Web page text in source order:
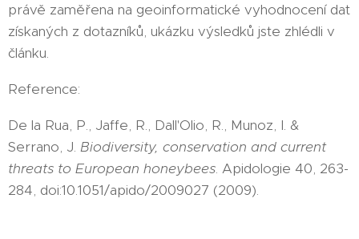
právě zaměřena na geoinformatické vyhodnocení dat
získaných z dotazníků, ukázku výsledků jste zhlédli v
článku.
Reference:
De la Rua, P., Jaffe, R., Dall'Olio, R., Munoz, I. &
Serrano, J. Biodiversity, conservation and current
threats to European honeybees. Apidologie 40, 263-
284, doi:10.1051/apido/2009027 (2009).